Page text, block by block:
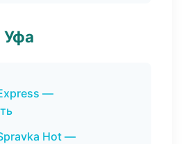
Уфа
—
Hot —